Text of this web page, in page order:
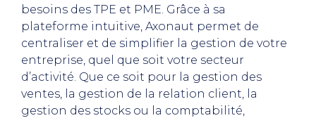
besoins des TPE et PME. Grâce à sa
plateforme intuitive, Axonaut permet de
centraliser et de simplifier la gestion de votre
entreprise, quel que soit votre secteur
d’activité. Que ce soit pour la gestion des
ventes, la gestion de la relation client, la
gestion des stocks ou la comptabilité,